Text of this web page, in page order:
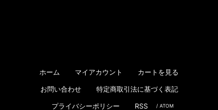
ホーム マイアカウント カートを見る
お問い合わせ 特定商取引法に基づく表記
プライバシーポリシー RSS / ATOM